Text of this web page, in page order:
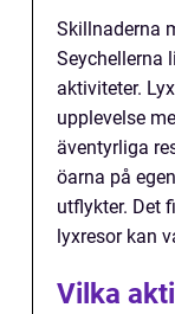
Skillnaderna
Seychellerna
aktiviteter.
upplevelse
äventyrliga
öarna på
utflykter. Det
lyxresor kan
Vilka